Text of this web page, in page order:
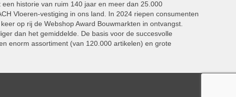
historie van ruim 140 jaar en meer dan 25.000
Vloeren-vestiging in ons land. In 2024 riepen consumenten
op rij de Webshop Award Bouwmarkten in ontvangst.
dan het gemiddelde. De basis voor de succesvolle
enorm assortiment (van 120.000 artikelen) en grote